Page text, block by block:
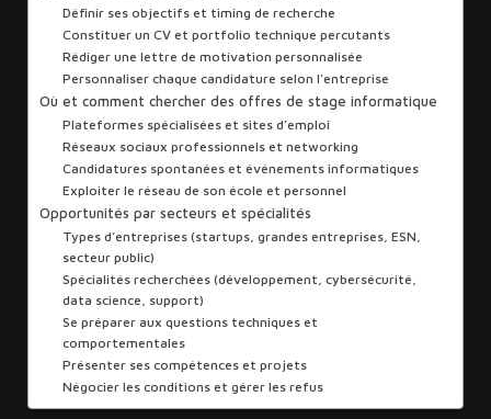
Définir ses objectifs et timing de recherche
Constituer un CV et portfolio technique percutants
Rédiger une lettre de motivation personnalisée
Personnaliser chaque candidature selon l’entreprise
Où et comment chercher des offres de stage informatique
Plateformes spécialisées et sites d’emploi
Réseaux sociaux professionnels et networking
Candidatures spontanées et événements informatiques
Exploiter le réseau de son école et personnel
Opportunités par secteurs et spécialités
Types d’entreprises (startups, grandes entreprises, ESN,
secteur public)
Spécialités recherchées (développement, cybersécurité,
data science, support)
Se préparer aux questions techniques et
comportementales
Présenter ses compétences et projets
Négocier les conditions et gérer les refus